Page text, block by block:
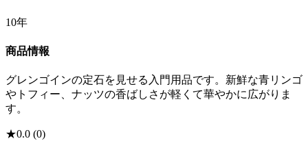
10年
商品情報
グレンゴインの定石を見せる入門用品です。新鮮な青リンゴ
やトフィー、ナッツの香ばしさが軽くて華やかに広がりま
す。
★0.0 (0)